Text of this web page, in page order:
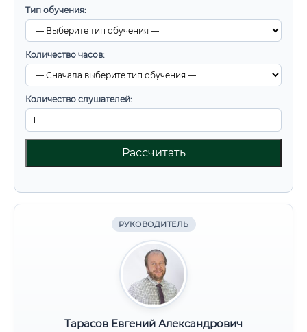
Тип обучения:
Количество часов:
Количество слушателей:
Рассчитать
РУКОВОДИТЕЛЬ
Тарасов Евгений Александрович